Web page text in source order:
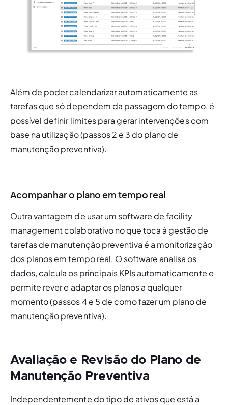
Além de poder calendarizar automaticamente as
tarefas que só dependem da passagem do tempo, é
possível definir limites para gerar intervenções com
base na utilização (passos 2 e 3 do plano de
manutenção preventiva).
Acompanhar o plano em tempo real
Outra vantagem de usar um software de facility
management colaborativo no que toca à gestão de
tarefas de manutenção preventiva é a monitorização
dos planos em tempo real. O software analisa os
dados, calcula os principais KPIs automaticamente e
permite rever e adaptar os planos a qualquer
momento (passos 4 e 5 de como fazer um plano de
manutenção preventiva).
Avaliação e Revisão do Plano de
Manutenção Preventiva
Independentemente do tipo de ativos que está a